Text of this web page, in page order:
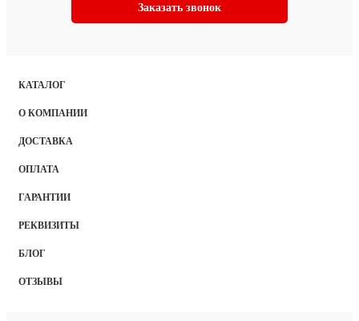
Заказать звонок
КАТАЛОГ
О КОМПАНИИ
ДОСТАВКА
ОПЛАТА
ГАРАНТИИ
РЕКВИЗИТЫ
БЛОГ
ОТЗЫВЫ